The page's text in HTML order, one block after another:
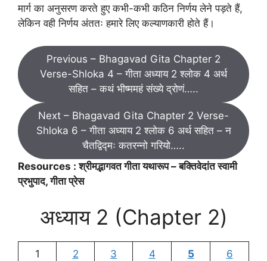
मार्ग का अनुसरण करते हुए कभी-कभी कठिन निर्णय लेने पड़ते हैं,
लेकिन वही निर्णय अंततः हमारे लिए कल्याणकारी होते हैं।
Previous – Bhagavad Gita Chapter 2
Verse-Shloka 4 – गीता अध्याय 2 श्लोक 4 अर्थ
सहित – कथं भीष्ममहं संख्ये द्रोणं…..
Next – Bhagavad Gita Chapter 2 Verse-
Shloka 6 – गीता अध्याय 2 श्लोक 6 अर्थ सहित – न
चैतद्विद्मः कतरन्नो गरियो…..
Resources : श्रीमद्भागवत गीता यथारूप – बक्तिवेदांत स्वामी
प्रभुपाद, गीता प्रेस
अध्याय 2 (Chapter 2)
1 2 3 4 5 6